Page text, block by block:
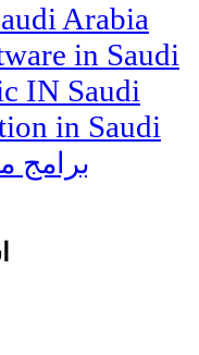
Arabia
in Saudi
IN Saudi
in Saudi
برامج